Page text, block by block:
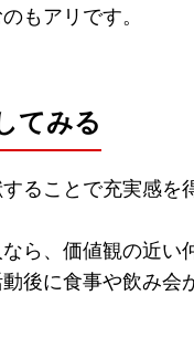
もアリです。
てみる
ることで充実感を
ら、価値観の近い
後に食事や飲み会